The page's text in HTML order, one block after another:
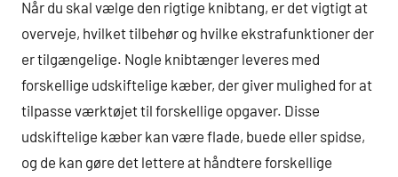
Når du skal vælge den rigtige knibtang, er det vigtigt at
overveje, hvilket tilbehør og hvilke ekstrafunktioner der
er tilgængelige. Nogle knibtænger leveres med
forskellige udskiftelige kæber, der giver mulighed for at
tilpasse værktøjet til forskellige opgaver. Disse
udskiftelige kæber kan være flade, buede eller spidse,
og de kan gøre det lettere at håndtere forskellige